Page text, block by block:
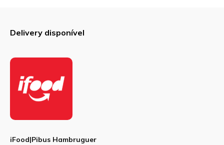
Delivery disponível
iFood|Pibus Hambruguer